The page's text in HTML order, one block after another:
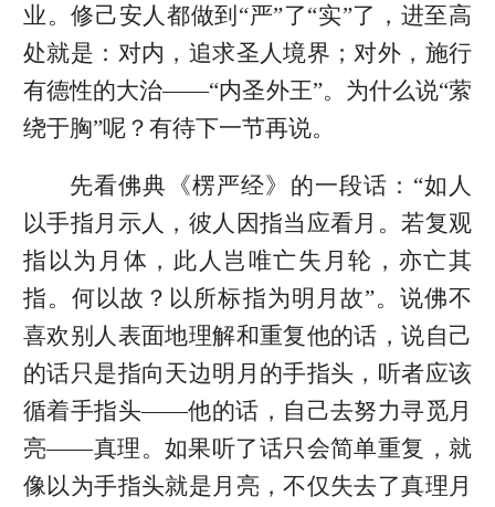
业。修己安人都做到“严”了“实”了，进至高
处就是：对内，追求圣人境界；对外，施行
有德性的大治——“内圣外王”。为什么说“萦
绕于胸”呢？有待下一节再说。
先看佛典《楞严经》的一段话：“如人
以手指月示人，彼人因指当应看月。若复观
指以为月体，此人岂唯亡失月轮，亦亡其
指。何以故？以所标指为明月故”。说佛不
喜欢别人表面地理解和重复他的话，说自己
的话只是指向天边明月的手指头，听者应该
循着手指头——他的话，自己去努力寻觅月
亮——真理。如果听了话只会简单重复，就
像以为手指头就是月亮，不仅失去了真理月